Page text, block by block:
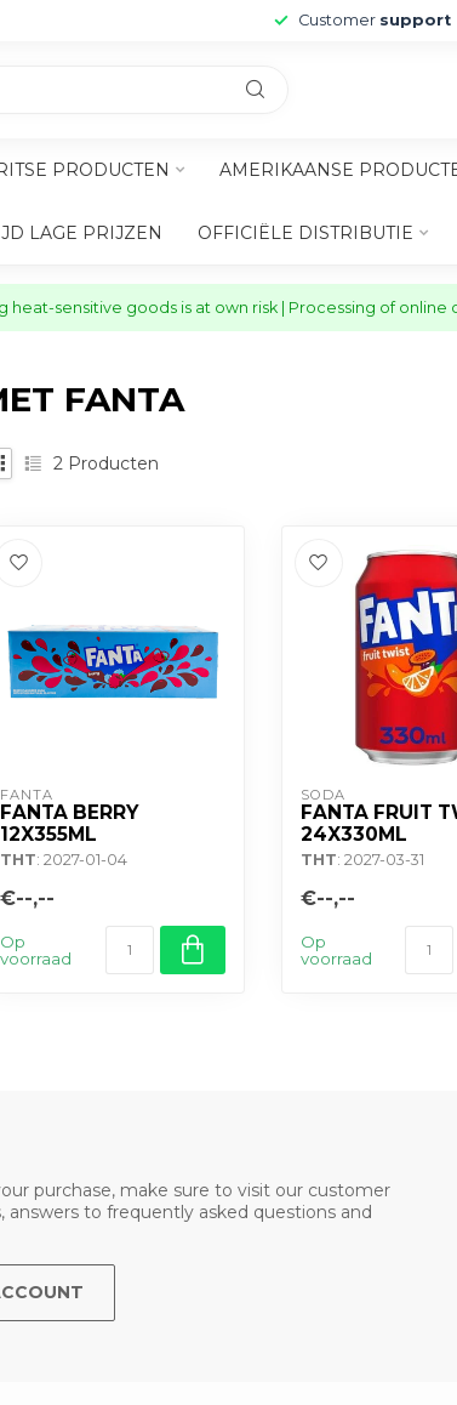
Customer support
PRODUCTEN AMERIKAANSE
LAGE PRIJZEN OFFICIËLE DISTRIBUTIE
sensitive goods is at own risk | Processing of
FANTA
2 Producten
FANTA
FANTA BERRY
12X355ML
THT: 2027-01-04
€--,--
Op
voorraad
SODA
FANTA FRUIT
24X330ML
THT: 2027-03-31
€--,--
Op
voorraad
purchase, make sure to visit our customer
to frequently asked questions and